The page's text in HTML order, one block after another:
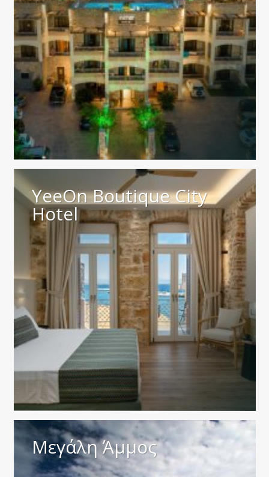
YeeOn Boutique City
Hotel
Μεγάλη Άμμος